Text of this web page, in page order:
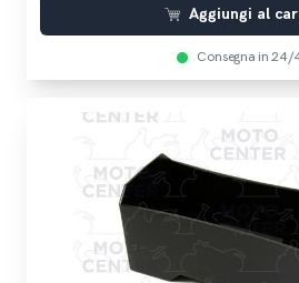
Aggiungi al
Consegna in 24/